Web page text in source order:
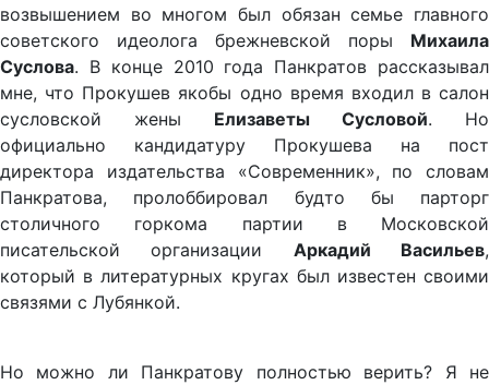
возвышением во многом был обязан семье главного
советского идеолога брежневской поры Михаила
Суслова. В конце 2010 года Панкратов рассказывал
мне, что Прокушев якобы одно время входил в салон
сусловской жены Елизаветы Сусловой. Но
официально кандидатуру Прокушева на пост
директора издательства «Современник», по словам
Панкратова, пролоббировал будто бы парторг
столичного горкома партии в Московской
писательской организации Аркадий Васильев,
который в литературных кругах был известен своими
связями с Лубянкой.
Но можно ли Панкратову полностью верить? Я не